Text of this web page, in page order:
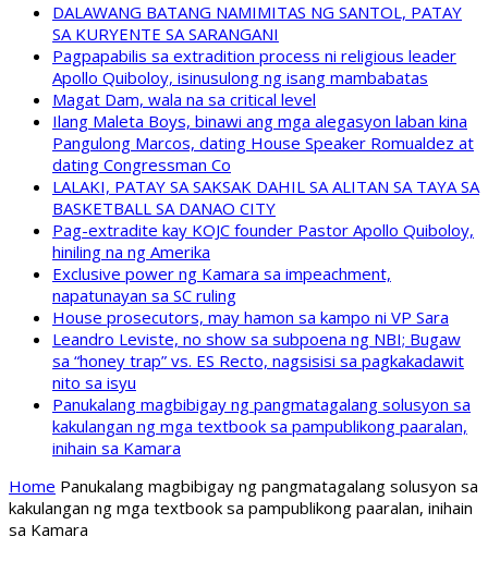
DALAWANG BATANG NAMIMITAS NG SANTOL, PATAY
SA KURYENTE SA SARANGANI
Pagpapabilis sa extradition process ni religious leader
Apollo Quiboloy, isinusulong ng isang mambabatas
Magat Dam, wala na sa critical level
Ilang Maleta Boys, binawi ang mga alegasyon laban kina
Pangulong Marcos, dating House Speaker Romualdez at
dating Congressman Co
LALAKI, PATAY SA SAKSAK DAHIL SA ALITAN SA TAYA SA
BASKETBALL SA DANAO CITY
Pag-extradite kay KOJC founder Pastor Apollo Quiboloy,
hiniling na ng Amerika
Exclusive power ng Kamara sa impeachment,
napatunayan sa SC ruling
House prosecutors, may hamon sa kampo ni VP Sara
Leandro Leviste, no show sa subpoena ng NBI; Bugaw
sa “honey trap” vs. ES Recto, nagsisisi sa pagkakadawit
nito sa isyu
Panukalang magbibigay ng pangmatagalang solusyon sa
kakulangan ng mga textbook sa pampublikong paaralan,
inihain sa Kamara
Home Panukalang magbibigay ng pangmatagalang solusyon sa
kakulangan ng mga textbook sa pampublikong paaralan, inihain
sa Kamara